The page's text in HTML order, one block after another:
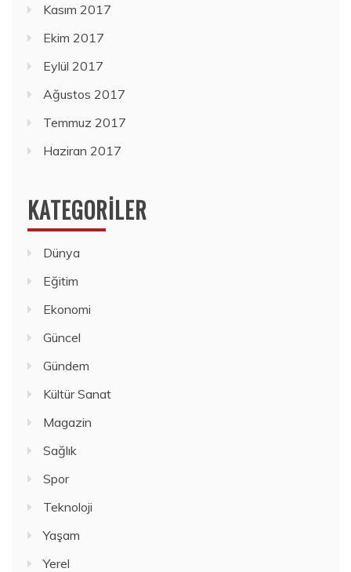
Kasım 2017
Ekim 2017
Eylül 2017
Ağustos 2017
Temmuz 2017
Haziran 2017
KATEGORILER
Dünya
Eğitim
Ekonomi
Güncel
Gündem
Kültür Sanat
Magazin
Sağlık
Spor
Teknoloji
Yaşam
Yerel